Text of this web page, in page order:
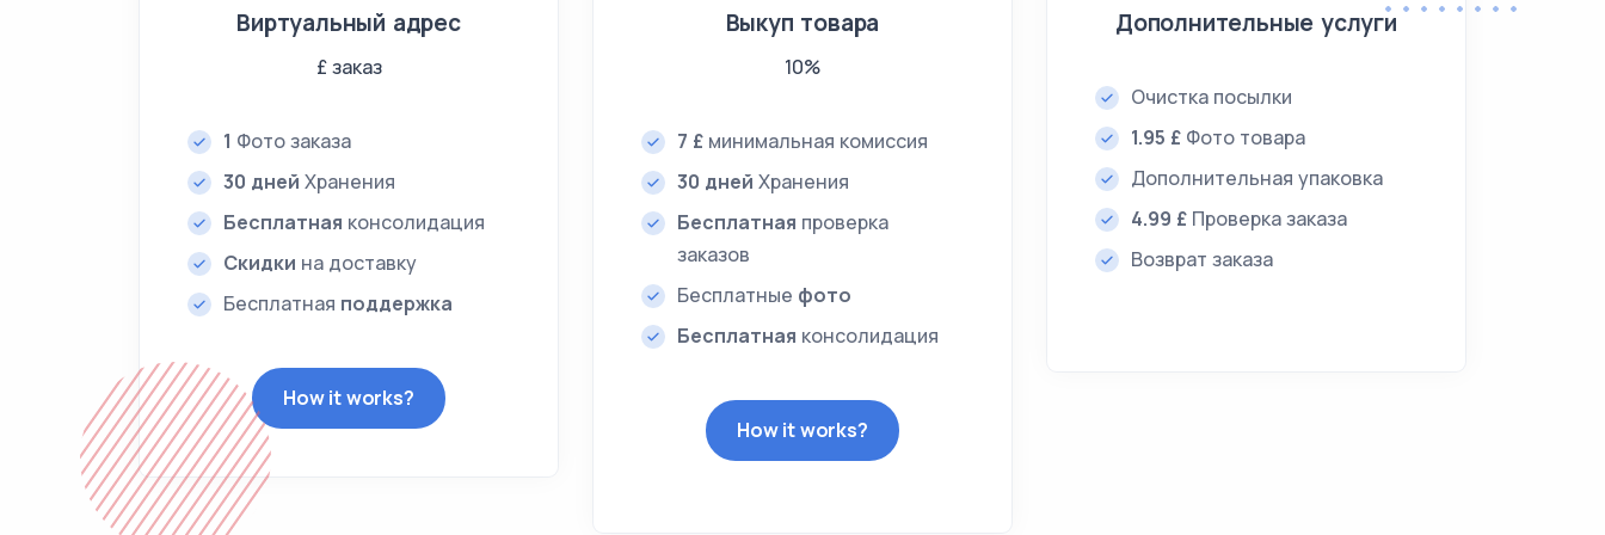
Виртуальный адрес
£ заказ
1 Фото заказа
30 дней Хранения
Бесплатная консолидация
Скидки на доставку
Бесплатная поддержка
How it works?
Выкуп товара
10%
7 £ минимальная комиссия
30 дней Хранения
Бесплатная проверка
заказов
Бесплатные фото
Бесплатная консолидация
How it works?
Дополнительные услуги
Очистка посылки
1.95 £ Фото товара
Дополнительная упаковка
4.99 £ Проверка заказа
Возврат заказа